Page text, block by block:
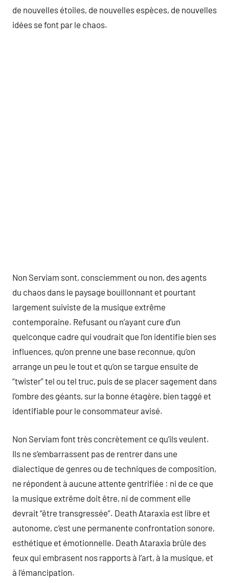
de nouvelles étoiles, de nouvelles espèces, de nouvelles
idées se font par le chaos.
Non Serviam sont, consciemment ou non, des agents
du chaos dans le paysage bouillonnant et pourtant
largement suiviste de la musique extrême
contemporaine. Refusant ou n’ayant cure d’un
quelconque cadre qui voudrait que l’on identifie bien ses
influences, qu’on prenne une base reconnue, qu’on
arrange un peu le tout et qu’on se targue ensuite de
“twister” tel ou tel truc, puis de se placer sagement dans
l’ombre des géants, sur la bonne étagère, bien taggé et
identifiable pour le consommateur avisé.
Non Serviam font très concrètement ce qu’ils veulent.
Ils ne s’embarrassent pas de rentrer dans une
dialectique de genres ou de techniques de composition,
ne répondent à aucune attente gentrifiée : ni de ce que
la musique extrême doit être, ni de comment elle
devrait “être transgressée”. Death Ataraxia est libre et
autonome, c’est une permanente confrontation sonore,
esthétique et émotionnelle. Death Ataraxia brûle des
feux qui embrasent nos rapports à l’art, à la musique, et
à l’émancipation.